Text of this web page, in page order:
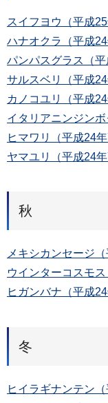
スイフヨウ（平成
ハナオクラ（平成24
パンパスグラス（平
サルスベリ（平成24
カノコユリ（平成
イタリアニンジン
ヒマワリ（平成24年
ヤマユリ（平成24年
秋
メキシカンセージ
ウインターコスモ
ヒガンバナ（平成
冬
ヒイラギナンテン